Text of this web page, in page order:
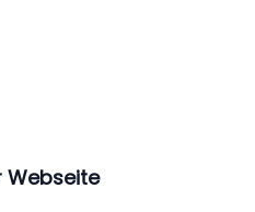
Webseite